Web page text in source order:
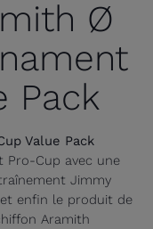
Ø
Pack
Value Pack
Pro-Cup avec une
Jimmy
enfin le produit de
Aramith